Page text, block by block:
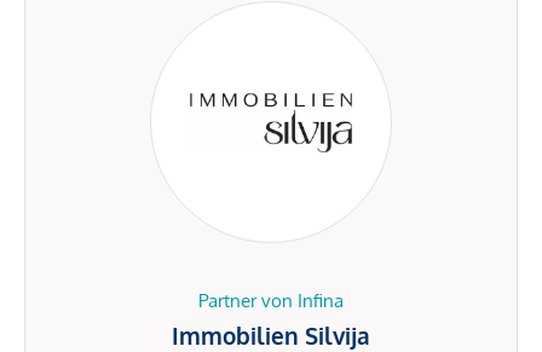
Partner von Infina
Immobilien Silvija